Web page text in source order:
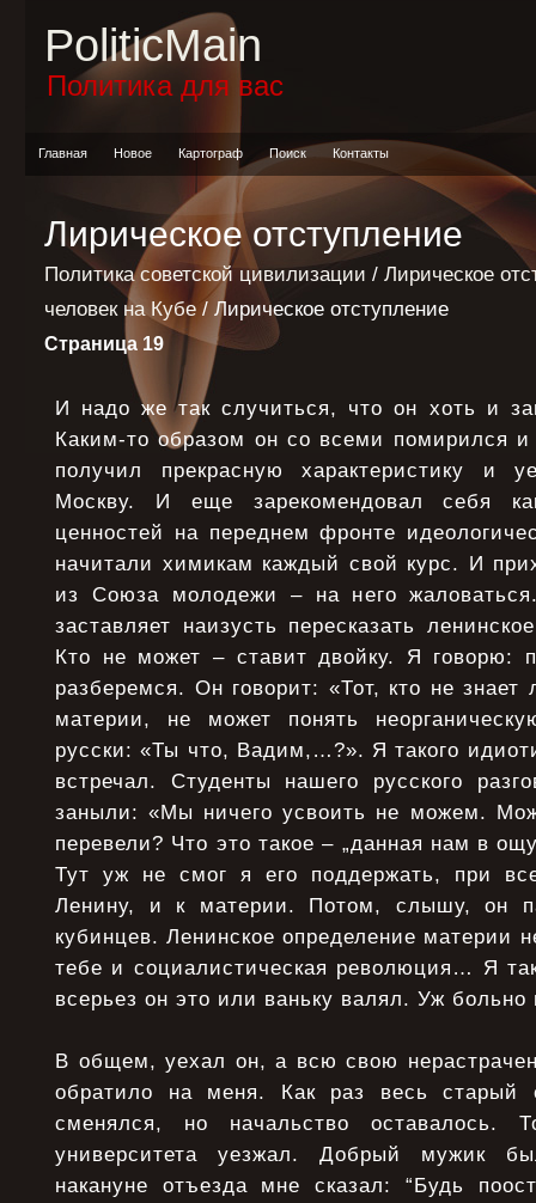
PoliticMain
Политика для вас
Главная Новое Картограф Поиск Контакты
Лирическое отступление
Политика советской цивилизации / Лирическое
человек на Кубе / Лирическое отступление
Страница 19
И надо же так случиться, что он хоть и
Каким-то образом он со всеми помирился
получил прекрасную характеристику и
Москву. И еще зарекомендовал себя
ценностей на переднем фронте
начитали химикам каждый свой курс. И
из Союза молодежи – на него
заставляет наизусть пересказать
Кто не может – ставит двойку. Я говорю:
разберемся. Он говорит: «Тот, кто не знает
материи, не может понять
русски: «Ты что, Вадим,…?». Я такого
встречал. Студенты нашего русского
заныли: «Мы ничего усвоить не можем.
перевели? Что это такое – „данная нам в
Тут уж не смог я его поддержать, при
Ленину, и к материи. Потом, слышу, он
кубинцев. Ленинское определение материи
тебе и социалистическая революция… Я
всерьез он это или ваньку валял. Уж больно
В общем, уехал он, а всю свою
обратило на меня. Как раз весь старый
сменялся, но начальство оставалось.
университета уезжал. Добрый мужик
накануне отъезда мне сказал: “Будь